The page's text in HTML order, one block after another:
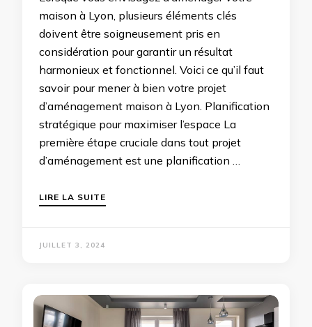
maison à Lyon, plusieurs éléments clés
doivent être soigneusement pris en
considération pour garantir un résultat
harmonieux et fonctionnel. Voici ce qu’il faut
savoir pour mener à bien votre projet
d’aménagement maison à Lyon. Planification
stratégique pour maximiser l’espace La
première étape cruciale dans tout projet
d’aménagement est une planification …
LIRE LA SUITE
JUILLET 3, 2024